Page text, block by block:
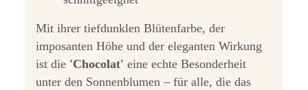
Mit ihrer tiefdunklen Blütenfarbe, der
imposanten Höhe und der eleganten Wirkung
ist die 'Chocolat' eine echte Besonderheit
unter den Sonnenblumen – für alle, die das